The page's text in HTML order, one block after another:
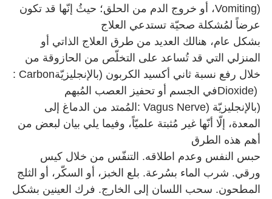
Vomiting)، أو خروج الدم من الحلق؛ حيثُ إنّها قد تكون
عرضاً لمُشكلة صحيّة تستدعي العلاج
بشكل عام، هنالك العديد من طرق العلاج الذاتي أو
المنزلي التي قد تُساعد على التخلّص من الحازوقة من
خلال رفع نسبة ثاني أكسيد الكربون (بالإنجليزيّة: Carbon
Dioxide)في الجسم أو تحفيز العصب المُبهم
(بالإنجليزيّة : Vagus Nerve) المُمتد من الدماغ إلى
المعدة، إلّا أنّها غير مُثبتة علميّاً، وفيما يلي بيان لبعض من
أهم هذه الطرق
حبس النفس وعدم اطلاقه. التنفّس من خلال كيس
ورقي. شرب الماء بسُرعة. بلع الخبز، أو السكّر، أو الثلج
المطحون. سحب اللسان إلى الخارج. فرك العينين بشكل